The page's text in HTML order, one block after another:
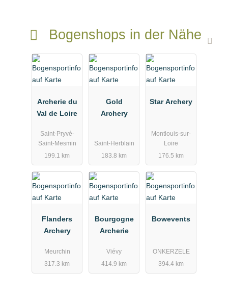
Bogenshops in der Nähe
Archerie du
Val de Loire
Saint-Pryvé-
Saint-Mesmin
199.1 km
Gold
Archery
Saint-Herblain
183.8 km
Star Archery
Montlouis-sur-
Loire
176.5 km
Flanders
Archery
Meurchin
317.3 km
Bourgogne
Archerie
Viévy
414.9 km
Bowevents
ONKERZELE
394.4 km